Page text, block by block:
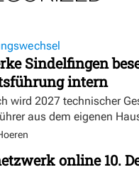
Sindelfingen
intern
wird 2027 technischer
aus dem eigenen
online 10.